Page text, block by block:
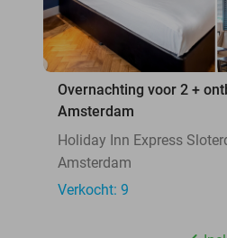
Overnachting voor 2 +
Amsterdam
Holiday Inn Express
Amsterdam
Verkocht: 9